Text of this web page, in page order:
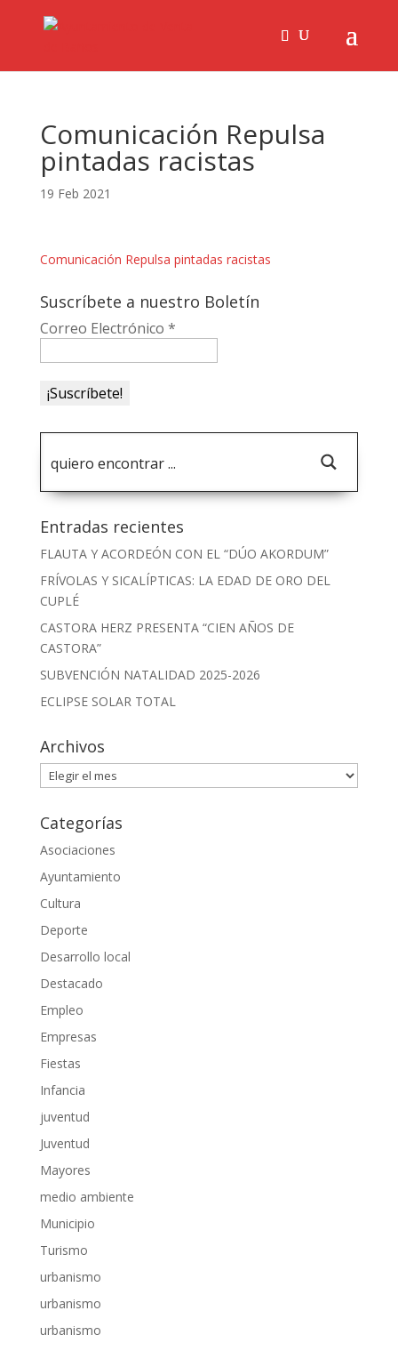
Comunicación Repulsa
pintadas racistas
19 Feb 2021
Comunicación Repulsa pintadas racistas
Suscríbete a nuestro Boletín
Correo Electrónico *
Entradas recientes
FLAUTA Y ACORDEÓN CON EL “DÚO AKORDUM”
FRÍVOLAS Y SICALÍPTICAS: LA EDAD DE ORO DEL
CUPLÉ
CASTORA HERZ PRESENTA “CIEN AÑOS DE
CASTORA”
SUBVENCIÓN NATALIDAD 2025-2026
ECLIPSE SOLAR TOTAL
Archivos
Archivos
Categorías
Asociaciones
Ayuntamiento
Cultura
Deporte
Desarrollo local
Destacado
Empleo
Empresas
Fiestas
Infancia
juventud
Juventud
Mayores
medio ambiente
Municipio
Turismo
urbanismo
urbanismo
urbanismo